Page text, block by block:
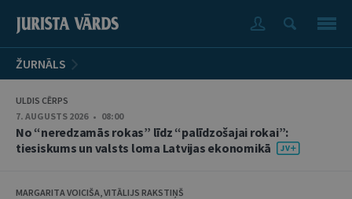
ŽURNĀLS
ULDIS CĒRPS
7. AUGUSTS 2026 • 08:00
No “neredzamās rokas” līdz “palīdzošajai rokai”:
tiesiskums un valsts loma Latvijas ekonomikā
MARGARITA VOICIŠA, VITĀLIJS RAKSTIŅŠ